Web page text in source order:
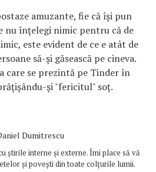
amuzante, fie că îşi pun
nu înţelegi nimic pentru că de
este evident de ce e atât de
să-şi găsească pe cineva.
care se prezintă pe Tinder în
şi "fericitul" soţ.
Dumitrescu
știrile interne și externe. Îmi place să vă
și povești din toate colțurile lumii.